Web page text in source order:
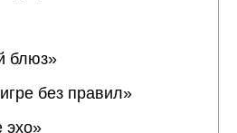
блюз»
без правил»
эхо»